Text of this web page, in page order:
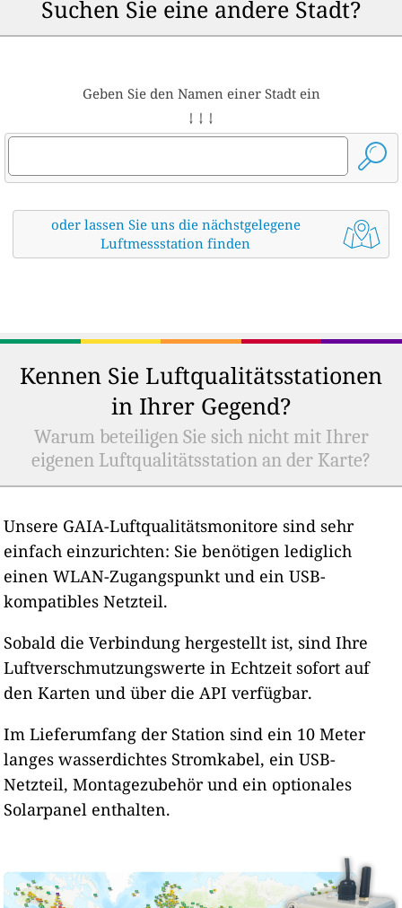
Suchen Sie eine andere Stadt?
Geben Sie den Namen einer Stadt ein
↓ ↓ ↓
oder lassen Sie uns die nächstgelegene
Luftmessstation finden
Kennen Sie Luftqualitätsstationen
in Ihrer Gegend?
Warum beteiligen Sie sich nicht mit Ihrer
eigenen Luftqualitätsstation an der Karte?
Unsere GAIA-Luftqualitätsmonitore sind sehr
einfach einzurichten: Sie benötigen lediglich
einen WLAN-Zugangspunkt und ein USB-
kompatibles Netzteil.
Sobald die Verbindung hergestellt ist, sind Ihre
Luftverschmutzungswerte in Echtzeit sofort auf
den Karten und über die API verfügbar.
Im Lieferumfang der Station sind ein 10 Meter
langes wasserdichtes Stromkabel, ein USB-
Netzteil, Montagezubehör und ein optionales
Solarpanel enthalten.